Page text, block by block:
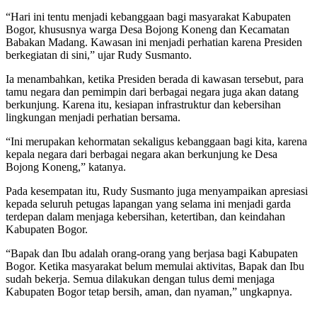
“Hari ini tentu menjadi kebanggaan bagi masyarakat Kabupaten
Bogor, khususnya warga Desa Bojong Koneng dan Kecamatan
Babakan Madang. Kawasan ini menjadi perhatian karena Presiden
berkegiatan di sini,” ujar Rudy Susmanto.
Ia menambahkan, ketika Presiden berada di kawasan tersebut, para
tamu negara dan pemimpin dari berbagai negara juga akan datang
berkunjung. Karena itu, kesiapan infrastruktur dan kebersihan
lingkungan menjadi perhatian bersama.
“Ini merupakan kehormatan sekaligus kebanggaan bagi kita, karena
kepala negara dari berbagai negara akan berkunjung ke Desa
Bojong Koneng,” katanya.
Pada kesempatan itu, Rudy Susmanto juga menyampaikan apresiasi
kepada seluruh petugas lapangan yang selama ini menjadi garda
terdepan dalam menjaga kebersihan, ketertiban, dan keindahan
Kabupaten Bogor.
“Bapak dan Ibu adalah orang-orang yang berjasa bagi Kabupaten
Bogor. Ketika masyarakat belum memulai aktivitas, Bapak dan Ibu
sudah bekerja. Semua dilakukan dengan tulus demi menjaga
Kabupaten Bogor tetap bersih, aman, dan nyaman,” ungkapnya.